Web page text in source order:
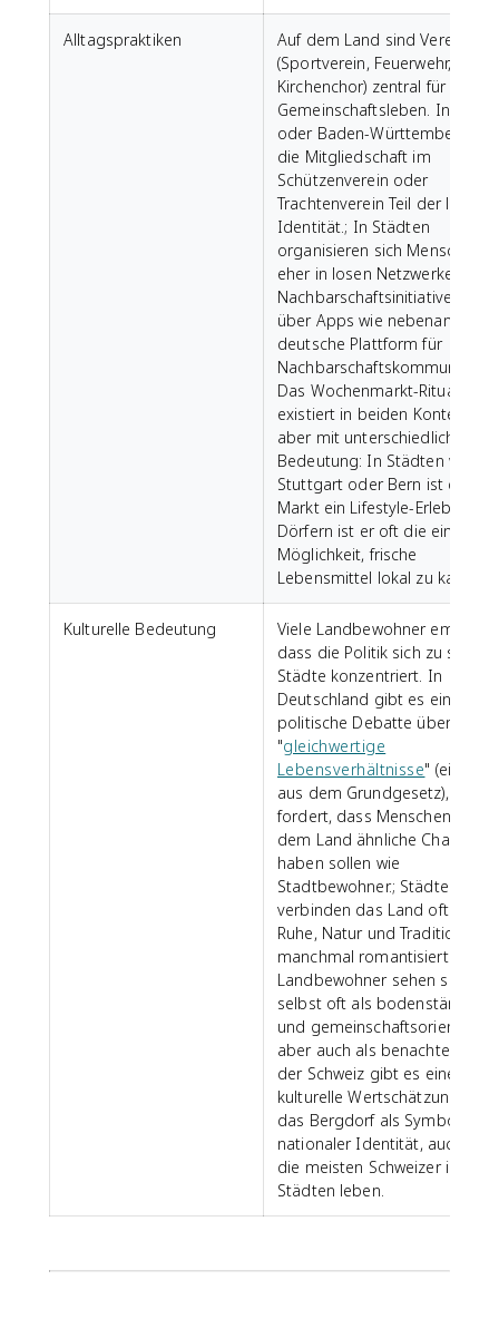
Alltagspraktiken
Auf dem Land sind Vereine
(Sportverein, Feuerwehr,
Kirchenchor) zentral für das
Gemeinschaftsleben. In
oder Baden-Württemberg ist
die Mitgliedschaft im
Schützenverein oder
Trachtenverein Teil der lokalen
Identität.; In Städten
organisieren sich Menschen
eher in losen Netzwerken,
Nachbarschaftsinitiativen
über Apps wie nebenan.de,
deutsche Plattform für
Das Wochenmarkt-Ritual
existiert in beiden Kontexten,
aber mit unterschiedlicher
Bedeutung: In Städten wie
Stuttgart oder Bern ist der
Markt ein Lifestyle-Erlebnis; in
Dörfern ist er oft die einzige
Möglichkeit, frische
Lebensmittel lokal zu kaufen.
Kulturelle Bedeutung
Viele Landbewohner
dass die Politik sich zu sehr
Städte konzentriert. In
Deutschland gibt es eine
politische Debatte über
"gleichwertige
Lebensverhältnisse" (ein
aus dem Grundgesetz), der
fordert, dass Menschen auf
dem Land ähnliche Chancen
haben sollen wie
Stadtbewohner.; Städter
verbinden das Land oft mit
Ruhe, Natur und Tradition,
manchmal romantisiert.
Landbewohner sehen sich
selbst oft als bodenständig
und gemeinschaftsorientiert,
aber auch als benachteiligt.;
der Schweiz gibt es eine
kulturelle Wertschätzung für
das Bergdorf als Symbol
nationaler Identität, auch
die meisten Schweizer in
Städten leben.